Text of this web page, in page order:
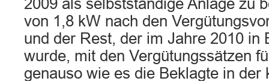
2009 als selbstständige Anlage zu
von 1,8 kW nach den
und der Rest, der im Jahre 2010 in
wurde, mit den Vergütungssätzen
genauso wie es die Beklagte in der